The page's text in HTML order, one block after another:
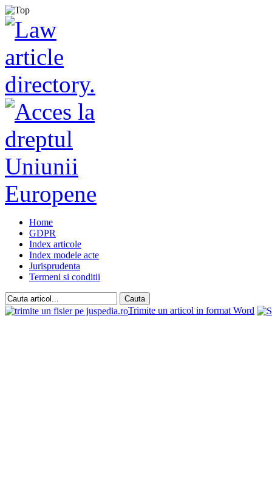
Home
GDPR
Index articole
Index modele acte
Jurisprudenta
Termeni si conditii
Trimite un articol in format Word